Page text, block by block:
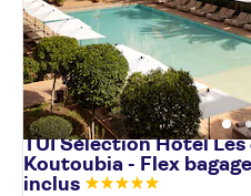
TUI Sélection Hôtel
Koutoubia - Flex
inclus